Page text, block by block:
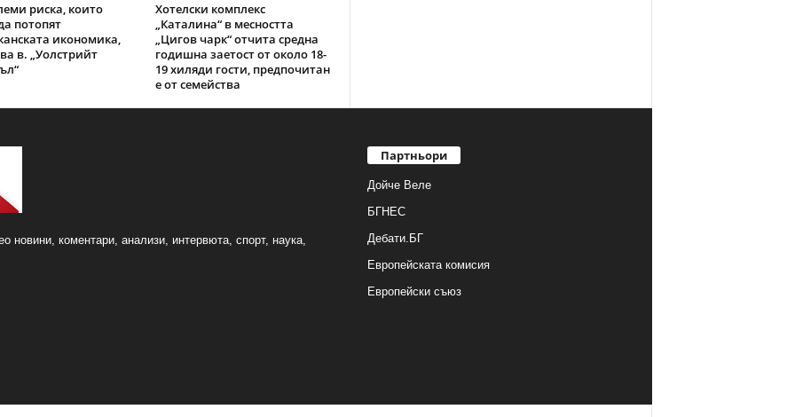
риска, които
потопят
икономика,
в. „Уолстрийт
Хотелски комплекс
„Каталина“ в месността
„Цигов чарк“ отчита средна
годишна заетост от около 18-
19 хиляди гости, предпочитан
е от семейства
новини, коментари, анализи, интервюта, спорт, наука,
Партньори
Дойче Веле
БГНЕС
Дебати.БГ
Европейската комисия
Европейски съюз